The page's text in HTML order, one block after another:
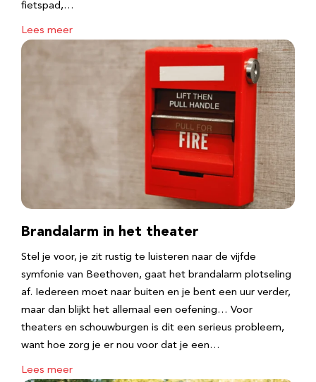
fietspad,…
Lees meer
Brandalarm in het theater
Stel je voor, je zit rustig te luisteren naar de vijfde
symfonie van Beethoven, gaat het brandalarm plotseling
af. Iedereen moet naar buiten en je bent een uur verder,
maar dan blijkt het allemaal een oefening… Voor
theaters en schouwburgen is dit een serieus probleem,
want hoe zorg je er nou voor dat je een…
Lees meer